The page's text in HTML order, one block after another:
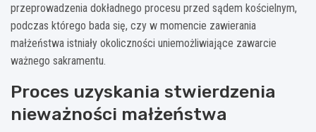
przeprowadzenia dokładnego procesu przed sądem kościelnym,
podczas którego bada się, czy w momencie zawierania
małżeństwa istniały okoliczności uniemożliwiające zawarcie
ważnego sakramentu.
Proces uzyskania stwierdzenia
nieważności małżeństwa